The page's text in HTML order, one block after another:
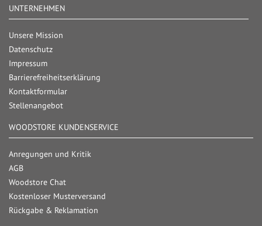
UNTERNEHMEN
Unsere Mission
Datenschutz
Impressum
Barrierefreiheitserklärung
Kontaktformular
Stellenangebot
WOODSTORE KUNDENSERVICE
Anregungen und Kritik
AGB
Woodstore Chat
Kostenloser Musterversand
Rückgabe & Reklamation